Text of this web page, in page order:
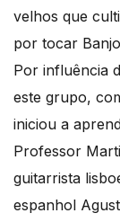
velhos que
por tocar
Por influência
este grupo,
iniciou a
Professor
guitarrista
espanhol